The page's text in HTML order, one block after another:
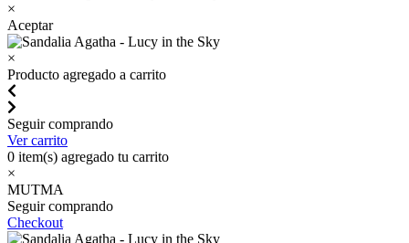
×
Aceptar
×
Producto agregado a carrito
Seguir comprando
Ver carrito
0 item(s) agregado tu carrito
×
MUTMA
Seguir comprando
Checkout